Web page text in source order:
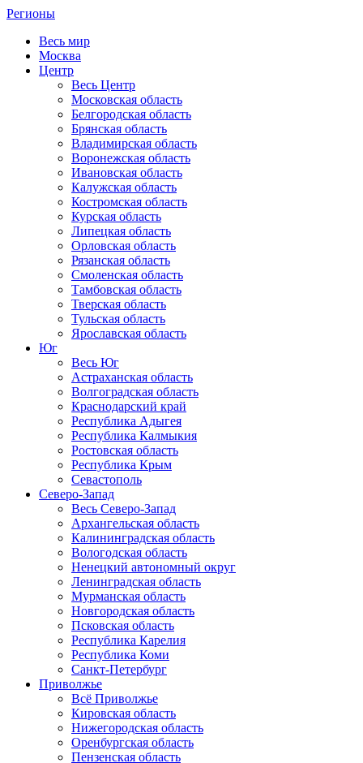
Регионы
Весь мир
Москва
Центр
Весь Центр
Московская область
Белгородская область
Брянская область
Владимирская область
Воронежская область
Ивановская область
Калужская область
Костромская область
Курская область
Липецкая область
Орловская область
Рязанская область
Смоленская область
Тамбовская область
Тверская область
Тульская область
Ярославская область
Юг
Весь Юг
Астраханская область
Волгоградская область
Краснодарский край
Республика Адыгея
Республика Калмыкия
Ростовская область
Республика Крым
Севастополь
Северо-Запад
Весь Северо-Запад
Архангельская область
Калининградская область
Вологодская область
Ненецкий автономный округ
Ленинградская область
Мурманская область
Новгородская область
Псковская область
Республика Карелия
Республика Коми
Санкт-Петербург
Приволжье
Всё Приволжье
Кировская область
Нижегородская область
Оренбургская область
Пензенская область